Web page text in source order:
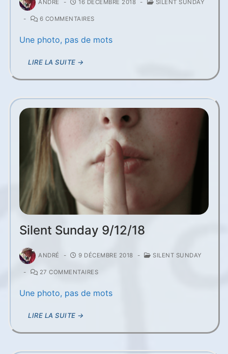
ANDRÉ - 16 DÉCEMBRE 2018 - SILENT SUNDAY
- 6 COMMENTAIRES
Une photo, pas de mots
LIRE LA SUITE →
Silent Sunday 9/12/18
ANDRÉ - 9 DÉCEMBRE 2018 - SILENT SUNDAY
- 27 COMMENTAIRES
Une photo, pas de mots
LIRE LA SUITE →